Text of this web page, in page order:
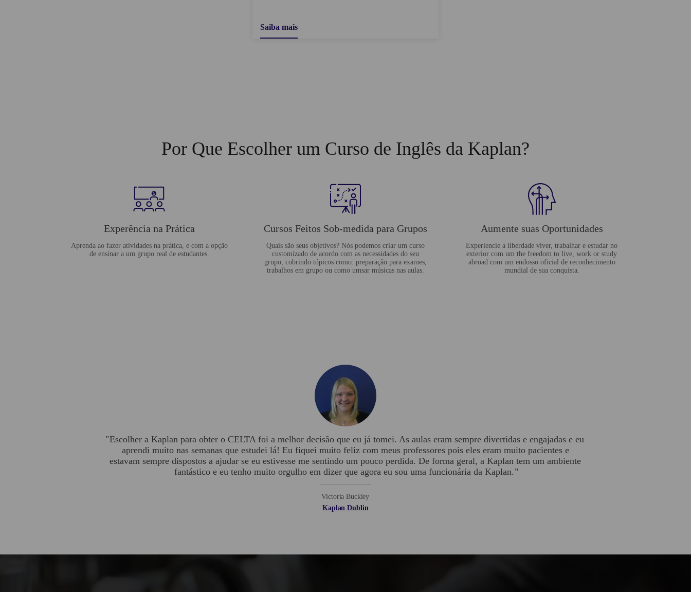
Saiba mais
Por Que Escolher um Curso de Inglês da Kaplan?
Experência na Prática
Aprenda ao fazer atividades na prática, e com a opção
de ensinar a um grupo real de estudantes.
Cursos Feitos Sob-medida para Grupos
Quais são seus objetivos? Nós podemos criar um curso
customizado de acordo com as necessidades do seu
grupo, cobrindo tópicos como: preparação para exames,
trabalhos em grupo ou como umsar músicas nas aulas.
Aumente suas Oportunidades
Experiencie a liberdade viver, trabalhar e estudar no
exterior com um the freedom to live, work or study
abroad com um endosso oficial de reconhecimento
mundial de sua conquista.
Escolher a Kaplan para obter o CELTA foi a melhor decisão que eu já tomei. As aulas eram sempre divertidas e engajadas e eu
aprendi muito nas semanas que estudei lá! Eu fiquei muito feliz com meus professores pois eles eram muito pacientes e
estavam sempre dispostos a ajudar se eu estivesse me sentindo um pouco perdida. De forma geral, a Kaplan tem um ambiente
fantástico e eu tenho muito orgulho em dizer que agora eu sou uma funcionária da Kaplan.
Victoria Buckley
Kaplan Dublin